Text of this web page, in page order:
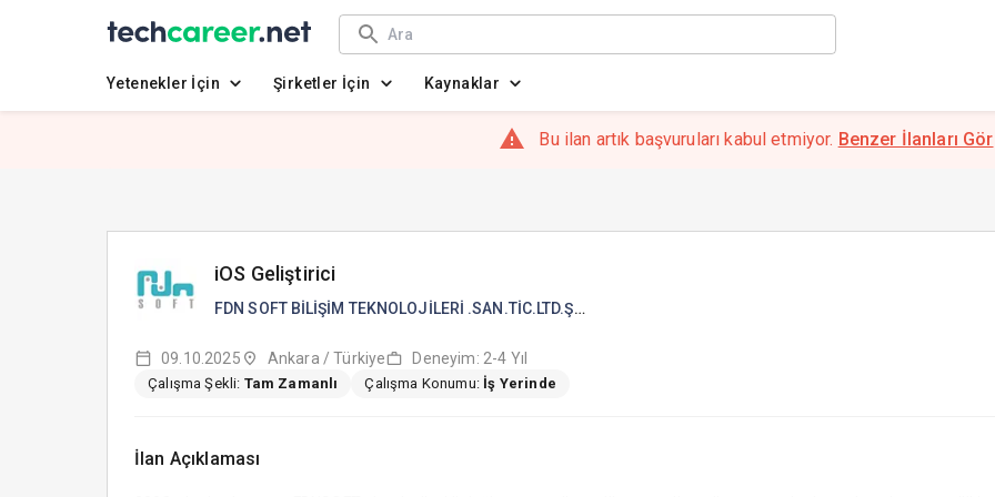
Yetenekler İçin Şirketler İçin Kaynaklar
Bu ilan artık başvuruları kabul etmiyor. Benzer İlanları Gör
iOS Geliştirici
FDN SOFT BİLİŞİM TEKNOLOJİLERİ .SAN.TİC.LTD.ŞTİ.
09.10.2025 Ankara / Türkiye Deneyim: 2-4 Yıl
Çalışma Şekli: Tam Zamanlı Çalışma Konumu: İş Yerinde
İlan Açıklaması